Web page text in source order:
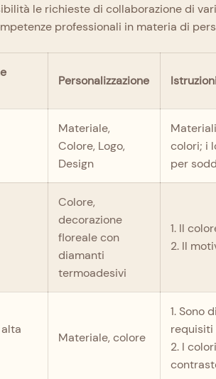
le richieste di collaborazione di
professionali in materia di
Personalizzazione
Materiale,
Colore, Logo,
Design
colori; i
per
Colore,
decorazione
floreale con
diamanti
termoadesivi
1. Il
2. Il
Materiale, colore
1. Sono
2. I